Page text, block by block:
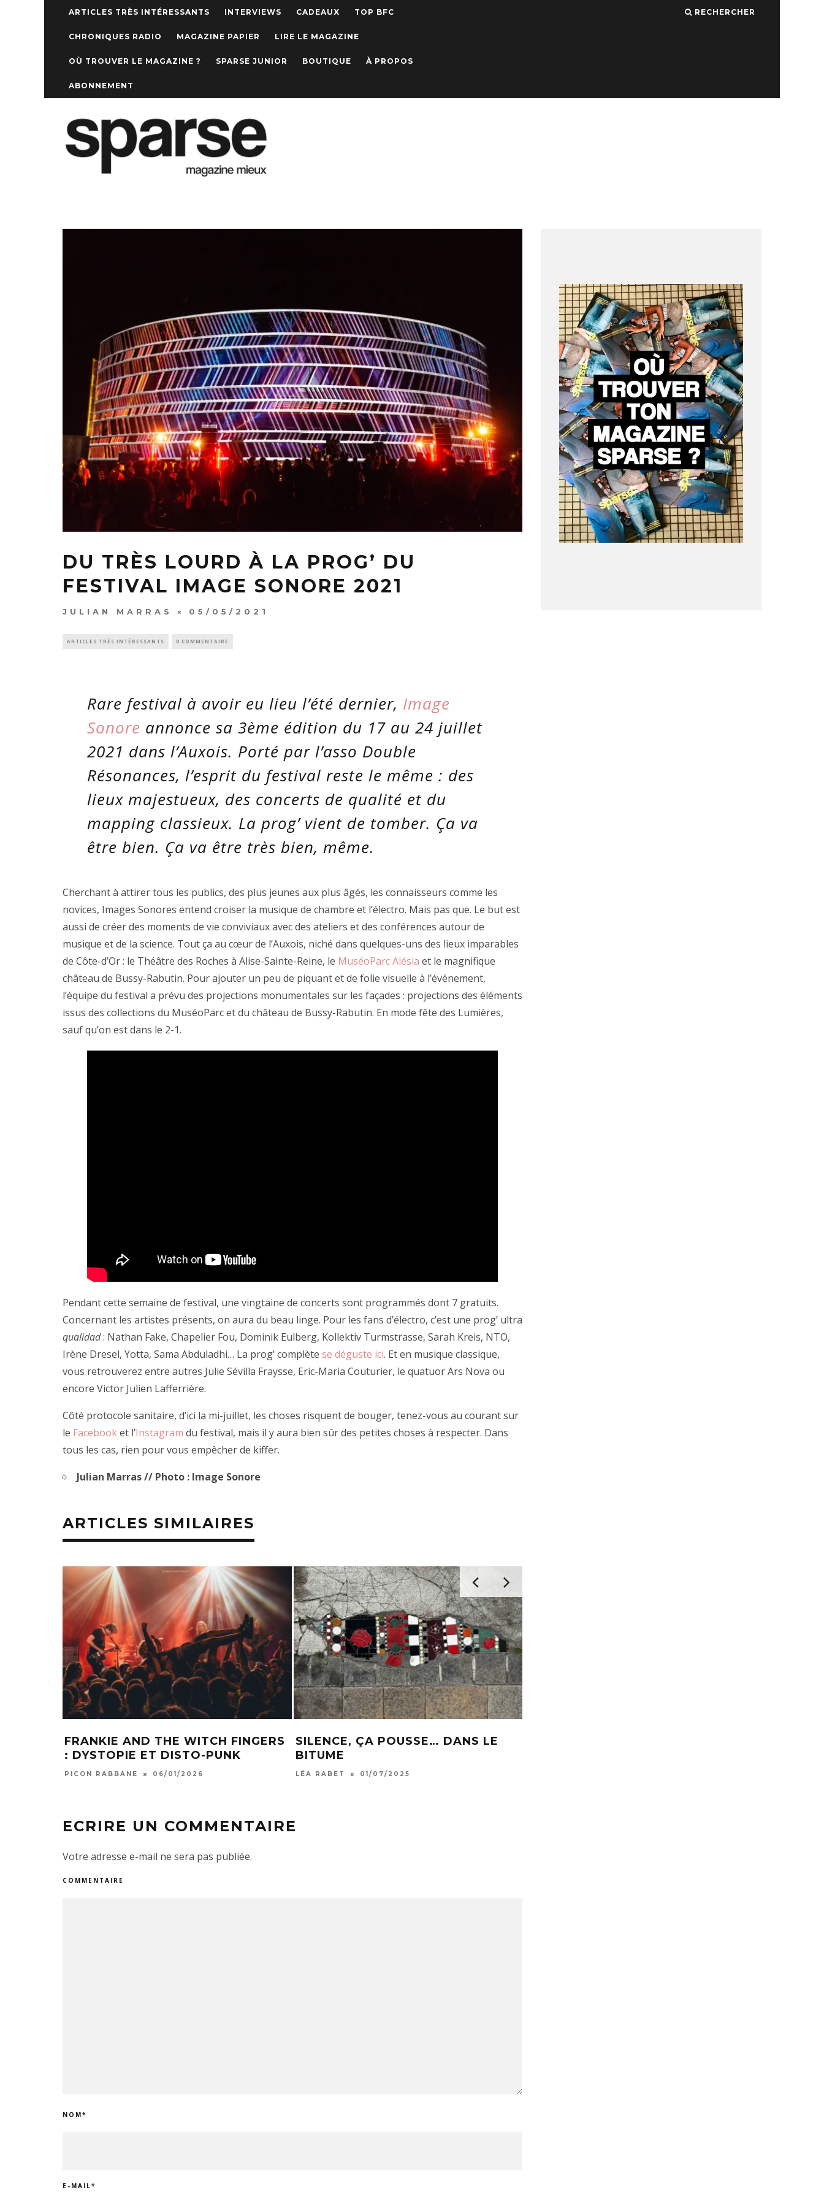
ARTICLES TRÈS INTÉRESSANTS INTERVIEWS CADEAUX TOP BFC
CHRONIQUES RADIO MAGAZINE PAPIER LIRE LE MAGAZINE
OÙ TROUVER LE MAGAZINE ? SPARSE JUNIOR BOUTIQUE À PROPOS
ABONNEMENT
RECHERCHER
DU TRÈS LOURD À LA PROG’ DU
FESTIVAL IMAGE SONORE 2021
JULIAN MARRAS 05/05/2021
ARTICLES TRÈS INTÉRESSANTS 0 COMMENTAIRE
Rare festival à avoir eu lieu l’été dernier, Image
Sonore annonce sa 3ème édition du 17 au 24 juillet
2021 dans l’Auxois. Porté par l’asso Double
Résonances, l’esprit du festival reste le même : des
lieux majestueux, des concerts de qualité et du
mapping classieux. La prog’ vient de tomber. Ça va
être bien. Ça va être très bien, même.
Cherchant à attirer tous les publics, des plus jeunes aux plus âgés, les connaisseurs comme les
novices, Images Sonores entend croiser la musique de chambre et l’électro. Mais pas que. Le but est
aussi de créer des moments de vie conviviaux avec des ateliers et des conférences autour de
musique et de la science. Tout ça au cœur de l’Auxois, niché dans quelques-uns des lieux imparables
de Côte-d’Or : le Théâtre des Roches à Alise-Sainte-Reine, le MuséoParc Alésia et le magnifique
château de Bussy-Rabutin. Pour ajouter un peu de piquant et de folie visuelle à l’événement,
l’équipe du festival a prévu des projections monumentales sur les façades : projections des éléments
issus des collections du MuséoParc et du château de Bussy-Rabutin. En mode fête des Lumières,
sauf qu’on est dans le 2-1.
Pendant cette semaine de festival, une vingtaine de concerts sont programmés dont 7 gratuits.
Concernant les artistes présents, on aura du beau linge. Pour les fans d’électro, c’est une prog’ ultra
qualidad: Nathan Fake, Chapelier Fou, Dominik Eulberg, Kollektiv Turmstrasse, Sarah Kreis, NTO,
Irène Dresel, Yotta, Sama Abduladhi… La prog’ complète se déguste ici. Et en musique classique,
vous retrouverez entre autres Julie Sévilla Fraysse, Eric-Maria Couturier, le quatuor Ars Nova ou
encore Victor Julien Lafferrière.
Côté protocole sanitaire, d’ici la mi-juillet, les choses risquent de bouger, tenez-vous au courant sur
le Facebooket l’Instagram du festival, mais il y aura bien sûr des petites choses à respecter. Dans
tous les cas, rien pour vous empêcher de kiffer.
Julian Marras // Photo : Image Sonore
ARTICLES SIMILAIRES
FRANKIE AND THE WITCH FINGERS
: DYSTOPIE ET DISTO-PUNK
PICON RABBANE 06/01/2026
SILENCE, ÇA POUSSE… DANS LE
BITUME
LÉA RABET 01/07/2025
ECRIRE UN COMMENTAIRE
Votre adresse e-mail ne sera pas publiée.
COMMENTAIRE
NOM*
E-MAIL*